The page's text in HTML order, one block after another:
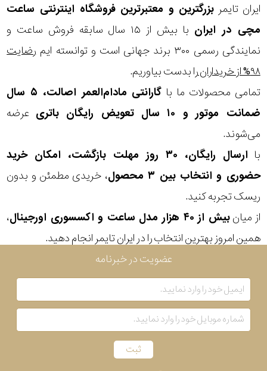
ایران تایمر بزرگترین و معتبرترین فروشگاه اینترنتی ساعت
مچی در ایران
با بیش از ۱۵ سال سابقه فروش ساعت و
نمایندگی رسمی ۳۰۰ برند جهانی است و توانسته ایم
رضایت
۹۸% از خریداران
را بدست بیاوریم.
تمامی محصولات ما با
گارانتی مادام‌العمر اصالت، ۵ سال
ضمانت موتور و ۱۰ سال تعویض رایگان باتری
عرضه
می‌شوند.
با
ارسال رایگان، ۳۰ روز مهلت بازگشت، امکان خرید
حضوری و انتخاب بین ۳ محصول
، خریدی مطمئن و بدون
ریسک تجربه کنید.
از میانبیش از ۴۰ هزار مدل ساعت و اکسسوری اورجینال
،
همین امروز بهترین انتخاب را در ایران تایمر انجام دهید.
ویژگی
نوع
موتور
رنگ
بکار
رفته
در
جنس
اصالت
کشور
عضویت در خبرنامه